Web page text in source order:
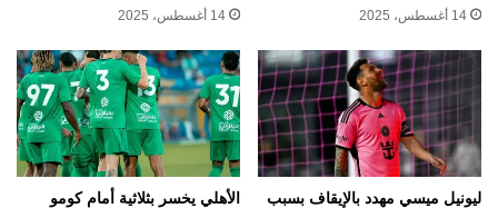
14 أغسطس، 2025 14 أغسطس، 2025
ليونيل ميسي مهدد بالإيقاف بسبب
الأهلي يخسر بثلاثية أمام كومو